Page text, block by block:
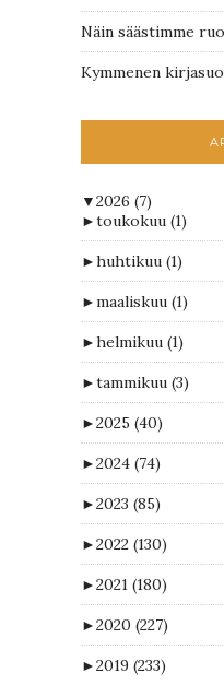
Näin säästimme
Kymmenen
▼2026 (7)
►toukokuu (1)
►huhtikuu (1)
►maaliskuu (1)
►helmikuu (1)
►tammikuu (3)
►2025 (40)
►2024 (74)
►2023 (85)
►2022 (130)
►2021 (180)
►2020 (227)
►2019 (233)